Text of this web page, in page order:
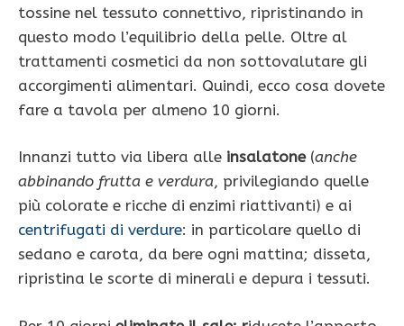
tossine nel tessuto connettivo, ripri­stinando in
questo modo l’equili­brio della pelle. Oltre al
trattamenti cosmetici da non sottovalutare gli
accorgimenti alimentari. Quindi, ecco cosa dovete
fare a tavola per almeno 10 giorni.
Innanzi tutto via libera alle insalatone(anche
abbinando frutta e verdura, privilegiando quelle
più co­lorate e ricche di enzimi riattivanti) e ai
centrifu­gati di verdure: in particolare quello di
sedano e carota, da bere ogni mattina; disseta,
ripristina le scorte di minerali e depura i tessuti.